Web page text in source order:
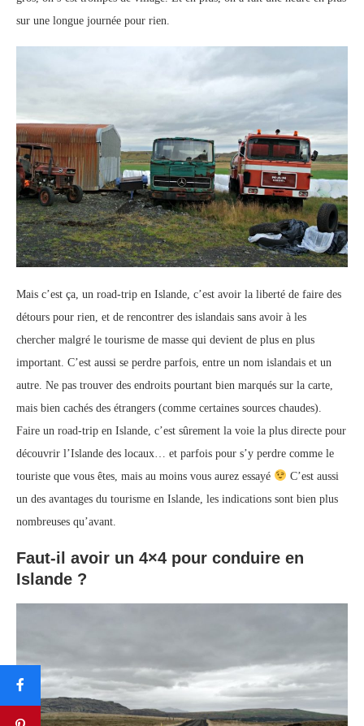
sur une longue journée pour rien.
Mais c’est ça, un road-trip en Islande, c’est avoir la liberté de faire des
détours pour rien, et de rencontrer des islandais sans avoir à les
chercher malgré le tourisme de masse qui devient de plus en plus
important. C’est aussi se perdre parfois, entre un nom islandais et un
autre. Ne pas trouver des endroits pourtant bien marqués sur la carte,
mais bien cachés des étrangers (comme certaines sources chaudes).
Faire un road-trip en Islande, c’est sûrement la voie la plus directe pour
découvrir l’Islande des locaux… et parfois pour s’y perdre comme le
touriste que vous êtes, mais au moins vous aurez essayé
C’est aussi
un des avantages du tourisme en Islande, les indications sont bien plus
nombreuses qu’avant.
Faut-il avoir un 4×4 pour conduire en
Islande ?